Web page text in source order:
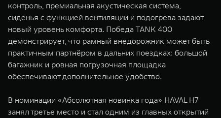
контроль, премиальная акустическая система,
сиденья с функцией вентиляции и подогрева задают
новый уровень комфорта. Победа TANK 400
демонстрирует, что рамный внедорожник может быть
практичным партнёром в дальних поездках: большой
багажник и ровная погрузочная площадка
обеспечивают дополнительное удобство.
В номинации «Абсолютная новинка года» HAVAL H7
занял третье место и стал одним из главных открытий